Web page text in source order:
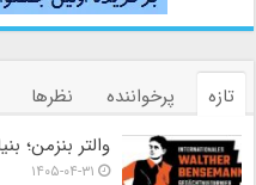
تازه پرخواننده نظرها
والتر بنزمن؛
۱۴۰۵-۰۴-۳۱